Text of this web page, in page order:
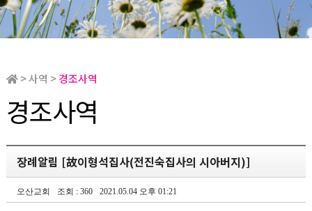
> 사역 >경조사역
경조사역
장례알림 [故이형석집사(전진숙집사의 시아버지)]
오산교회 조회 : 360 2021.05.04 오후 01:21